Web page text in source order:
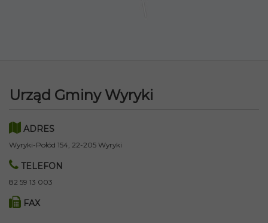
Urząd Gminy Wyryki
ADRES
Wyryki-Połód 154, 22-205 Wyryki
TELEFON
82 59 13 003
FAX